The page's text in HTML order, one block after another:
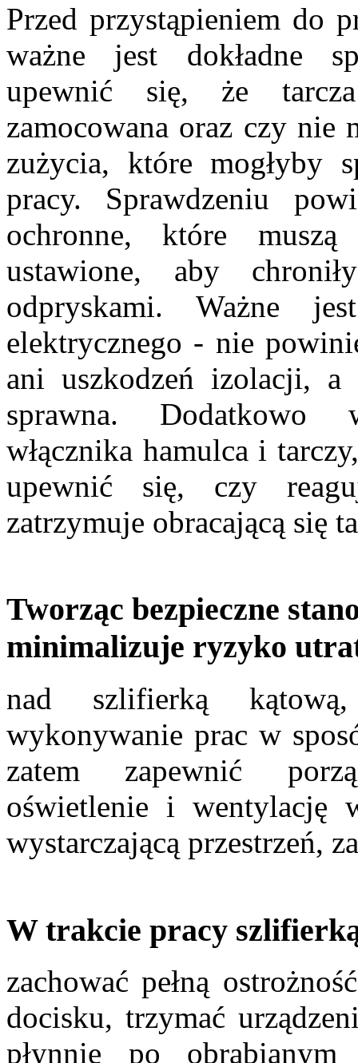
Przed przystąpieniem do
ważne jest dokładne
upewnić się, że
zamocowana oraz czy nie
zużycia, które mogłyby
pracy. Sprawdzeniu
ochronne, które
ustawione, aby
odpryskami. Ważne
elektrycznego - nie
ani uszkodzeń izolacji,
sprawna. Dodatkowo
włącznika hamulca i
upewnić się, czy
zatrzymuje obracającą się
Tworząc bezpieczne
minimalizuje ryzyko
nad szlifierką
wykonywanie prac w
zatem zapewnić
oświetlenie i wentylację
wystarczającą przestrzeń,
W trakcie pracy
zachować pełną
docisku, trzymać
płynnie po